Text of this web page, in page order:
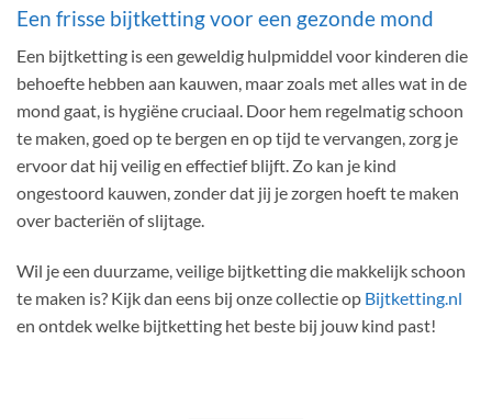
Een frisse bijtketting voor een gezonde mond
Een bijtketting is een geweldig hulpmiddel voor kinderen die
behoefte hebben aan kauwen, maar zoals met alles wat in de
mond gaat, is hygiëne cruciaal. Door hem regelmatig schoon
te maken, goed op te bergen en op tijd te vervangen, zorg je
ervoor dat hij veilig en effectief blijft. Zo kan je kind
ongestoord kauwen, zonder dat jij je zorgen hoeft te maken
over bacteriën of slijtage.
Wil je een duurzame, veilige bijtketting die makkelijk schoon
te maken is? Kijk dan eens bij onze collectie op Bijtketting.nl
en ontdek welke bijtketting het beste bij jouw kind past!